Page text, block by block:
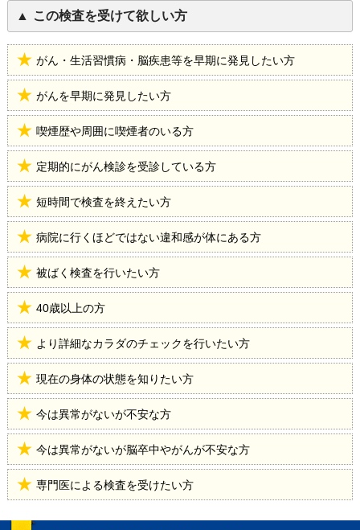
この検査を受けて欲しい方
がん・生活習慣病・脳疾患等を早期に発見したい方
がんを早期に発見したい方
喫煙歴や周囲に喫煙者のいる方
定期的にがん検診を受診している方
短時間で検査を終えたい方
病院に行くほどではない違和感が体にある方
被ばく検査を行いたい方
40歳以上の方
より詳細なカラダのチェックを行いたい方
現在の身体の状態を知りたい方
今は異常がないが不安な方
今は異常がないが脳卒中やがんが不安な方
専門医による検査を受けたい方